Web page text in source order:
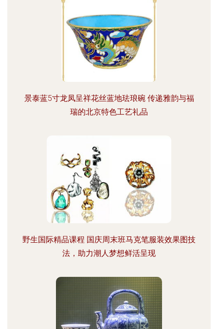
景泰蓝5寸龙凤呈祥花丝蓝地珐琅碗 传递雅韵与福
瑞的北京特色工艺礼品
野生国际精品课程 国庆周末班马克笔服装效果图技
法，助力潮人梦想鲜活呈现